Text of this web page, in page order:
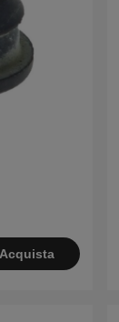
Acquista